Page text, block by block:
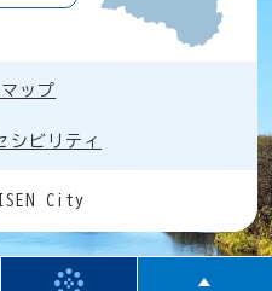
ップ
シビリティ
City